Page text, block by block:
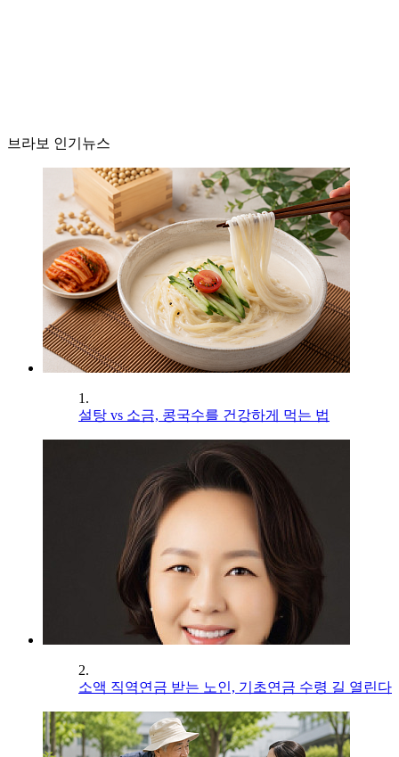
브라보 인기뉴스
1.
설탕 vs 소금, 콩국수를 건강하게 먹는 법
2.
소액 직역연금 받는 노인, 기초연금 수령 길 열린다